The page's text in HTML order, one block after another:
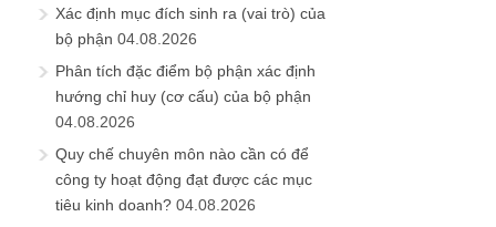
Xác định mục đích sinh ra (vai trò) của
bộ phận 04.08.2026
Phân tích đặc điểm bộ phận xác định
hướng chỉ huy (cơ cấu) của bộ phận
04.08.2026
Quy chế chuyên môn nào cần có để
công ty hoạt động đạt được các mục
tiêu kinh doanh? 04.08.2026